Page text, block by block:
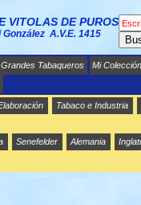
VITOLAS DE PUROS
A.V.E. 1415
Grandes Tabaqueros
Mi
Tabaco e Industria
Senefelder Alemania
Y LOS ESTADOS